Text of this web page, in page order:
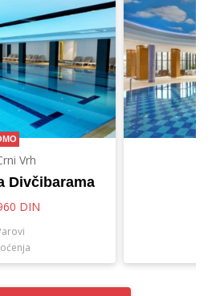
Vrh
Divčibarama
DIN